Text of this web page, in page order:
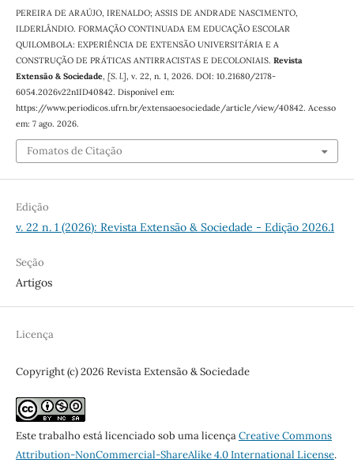
PEREIRA DE ARAÚJO, IRENALDO; ASSIS DE ANDRADE NASCIMENTO,
ILDERLÂNDIO. FORMAÇÃO CONTINUADA EM EDUCAÇÃO ESCOLAR
QUILOMBOLA: EXPERIÊNCIA DE EXTENSÃO UNIVERSITÁRIA E A
CONSTRUÇÃO DE PRÁTICAS ANTIRRACISTAS E DECOLONIAIS. Revista
Extensão & Sociedade, [S. l.], v. 22, n. 1, 2026. DOI: 10.21680/2178-
6054.2026v22n1ID40842. Disponível em:
https://www.periodicos.ufrn.br/extensaoesociedade/article/view/40842. Acesso
em: 7 ago. 2026.
Fomatos de Citação
Edição
v. 22 n. 1 (2026): Revista Extensão & Sociedade - Edição 2026.1
Seção
Artigos
Licença
Copyright (c) 2026 Revista Extensão & Sociedade
Este trabalho está licenciado sob uma licençaCreative Commons
Attribution-NonCommercial-ShareAlike 4.0 International License.